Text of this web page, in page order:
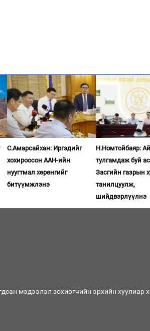
С.Амарсайхан: Иргэдийг
хохироосон ААН-ийн
нуугтмал хөрөнгийг
битүүмжлэнэ
Н.Номтойбаяр:
тулгамдаж буй
Засгийн газрын
танилцуулж,
шийдвэрлүүлнэ
мэдээлэл зохиогчийн эрхийн